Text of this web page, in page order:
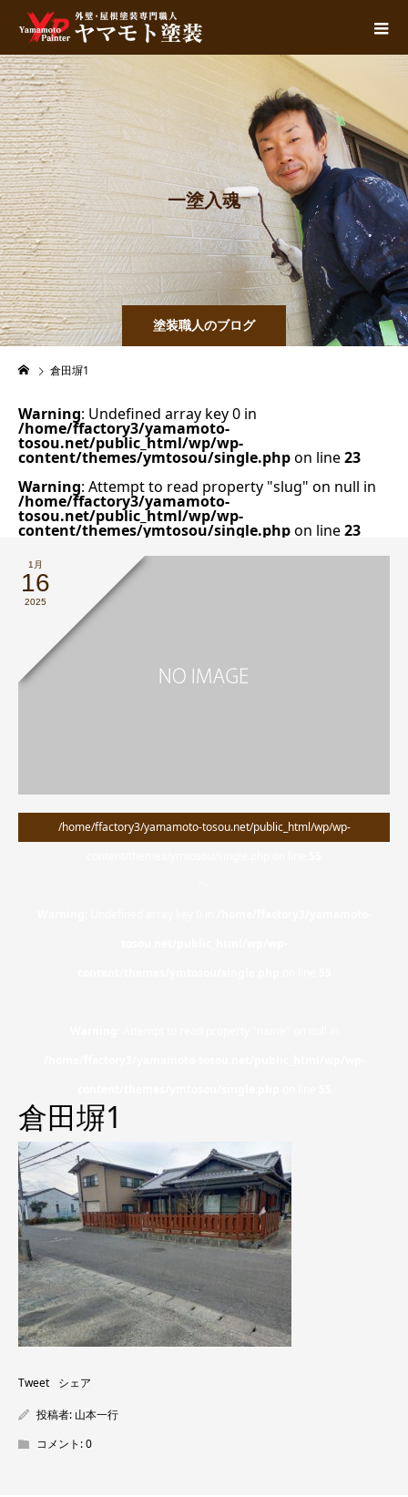
塗装職人のブログ
一塗入魂
倉田塀1
Warning: Undefined array key 0 in
/home/ffactory3/yamamoto-
tosou.net/public_html/wp/wp-
content/themes/ymtosou/single.phpon line23
Warning: Attempt to read property "slug" on null in
/home/ffactory3/yamamoto-
tosou.net/public_html/wp/wp-
content/themes/ymtosou/single.phpon line23
1月
16
2025
/home/ffactory3/yamamoto-tosou.net/public_html/wp/wp-
倉田塀1
Tweet シェア
投稿者: 山本一行
コメント:0